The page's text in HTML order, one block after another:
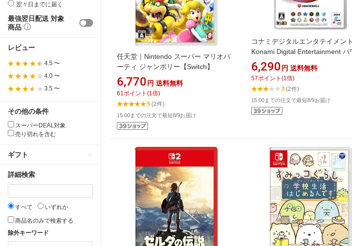
翌々日までに届く
最強翌日配送 対象
商品
レビュー
4.5 〜
4.0 〜
3.5 〜
その他の条件
スーパーDEAL対象
売り切れを含む
ギフト
詳細検索
すべて
いずれか
商品名のみで検索する
除外キーワード
任天堂｜Nintendo スーパー マリオパ
ーティ ジャンボリー【Switch】
6,770 円 送料無料
61 ポイント (1 倍)
5(2件)
15:00までの注文で最短8/9お届け
コナミデジタルエンタテイメン
Konami Digital Entertainment パ
プロ野球2024-2025【Switch】
6,290 円 送料無料
57ポイント (1 倍)
3(2件)
15:00までの注文で最短8/9お届け